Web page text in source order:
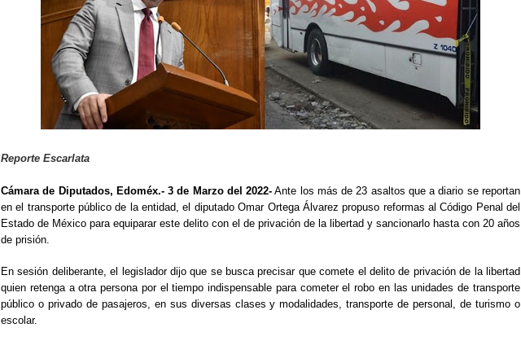
Reporte Escarlata
Cámara de Diputados, Edoméx.- 3 de Marzo del 2022- Ante los más de 23 asaltos que a diario se reportan
en el transporte público de la entidad, el diputado Omar Ortega Álvarez propuso reformas al Código Penal del
Estado de México para equiparar este delito con el de privación de la libertad y sancionarlo hasta con 20 años
de prisión.
En sesión deliberante, el legislador dijo que se busca precisar que comete el delito de privación de la libertad
quien retenga a otra persona por el tiempo indispensable para cometer el robo en las unidades de transporte
público o privado de pasajeros, en sus diversas clases y modalidades, transporte de personal, de turismo o
escolar.